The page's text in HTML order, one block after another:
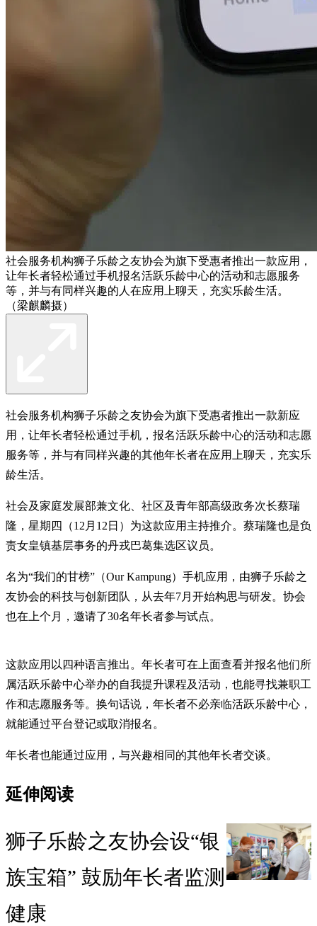
社会服务机构狮子乐龄之友协会为旗下受惠者推出一款应用，
让年长者轻松通过手机报名活跃乐龄中心的活动和志愿服务
等，并与有同样兴趣的人在应用上聊天，充实乐龄生活。
（梁麒麟摄）
社会服务机构狮子乐龄之友协会为旗下受惠者推出一款新应
用，让年长者轻松通过手机，报名活跃乐龄中心的活动和志愿
服务等，并与有同样兴趣的其他年长者在应用上聊天，充实乐
龄生活。
社会及家庭发展部兼文化、社区及青年部高级政务次长蔡瑞
隆，星期四（12月12日）为这款应用主持推介。蔡瑞隆也是负
责女皇镇基层事务的丹戎巴葛集选区议员。
名为“我们的甘榜”（Our Kampung）手机应用，由狮子乐龄之
友协会的科技与创新团队，从去年7月开始构思与研发。协会
也在上个月，邀请了30名年长者参与试点。
这款应用以四种语言推出。年长者可在上面查看并报名他们所
属活跃乐龄中心举办的自我提升课程及活动，也能寻找兼职工
作和志愿服务等。换句话说，年长者不必亲临活跃乐龄中心，
就能通过平台登记或取消报名。
年长者也能通过应用，与兴趣相同的其他年长者交谈。
延伸阅读
狮子乐龄之友协会设“银
族宝箱” 鼓励年长者监测
健康